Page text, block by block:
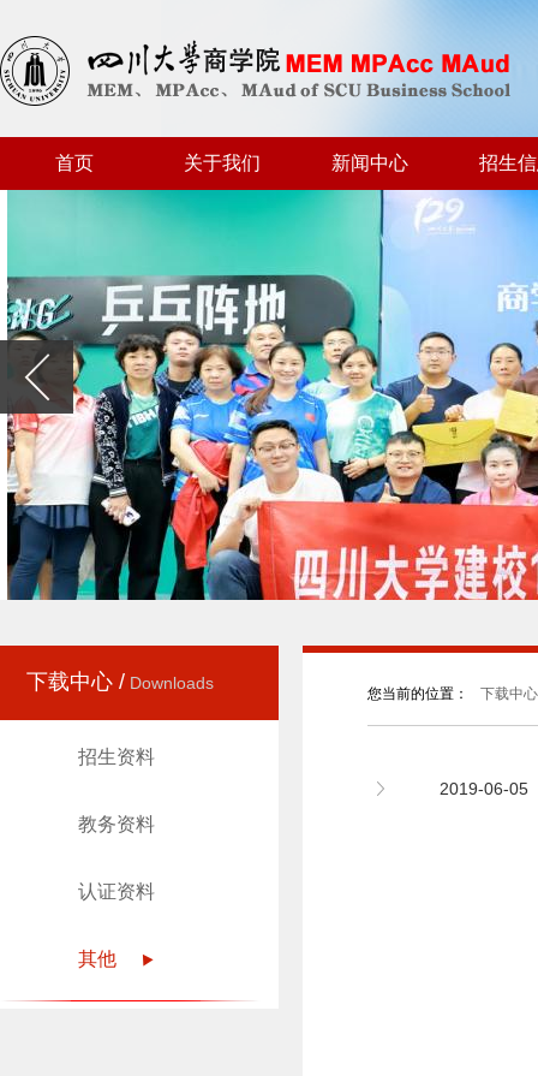
首页 关于我们 新闻中心 招生
下载中心 / Downloads
招生资料
教务资料
认证资料
其他
您当前的位置： 下载中
2019-06-05